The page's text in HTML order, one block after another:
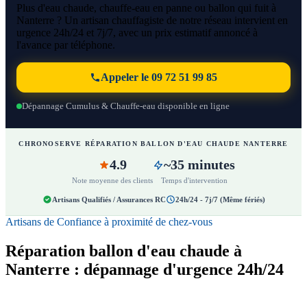
Plus d'eau chaude, chauffe-eau en panne ou ballon qui fuit à
Nanterre ? Un artisan chauffagiste de notre réseau intervient en
urgence 24h/24 et 7j/7, avec un prix estimatif annoncé à
l'avance par téléphone.
Appeler le 09 72 51 99 85
Dépannage Cumulus & Chauffe-eau disponible en ligne
CHRONOSERVE RÉPARATION BALLON D'EAU CHAUDE NANTERRE
4.9
Note moyenne des clients
~35 minutes
Temps d'intervention
Artisans Qualifiés / Assurances RC 24h/24 - 7j/7 (Même fériés)
Artisans de Confiance à proximité de chez-vous
Réparation ballon d'eau chaude à
Nanterre : dépannage d'urgence 24h/24